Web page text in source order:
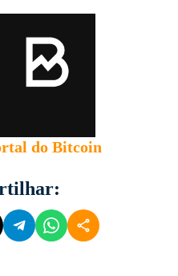
do Bitcoin